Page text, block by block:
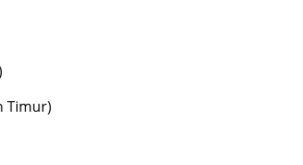
Timur)